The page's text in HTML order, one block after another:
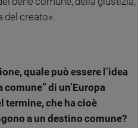
del creato».
quale può essere l’idea
di un’Europa
termine, che ha cioè
a un destino comune?